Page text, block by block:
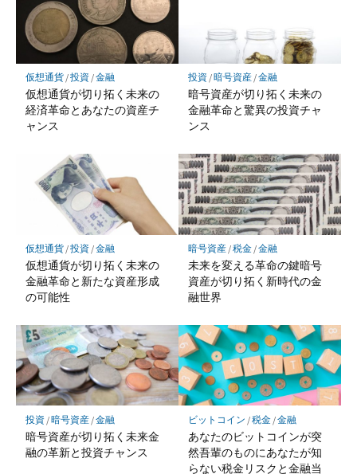
仮想通貨/投資/金融
仮想通貨が切り拓く未来の
経済革命とあなたの資産チ
ャンス
投資/暗号資産/金融
暗号資産が切り拓く未来の
金融革命と驚異の投資チャ
ンス
仮想通貨/投資/金融
仮想通貨が切り拓く未来の
金融革命と新たな資産形成
の可能性
暗号資産/税金/金融
未来を変える革命の鍵暗号
資産が切り拓く新時代の金
融世界
投資/暗号資産/金融
暗号資産が切り拓く未来金
融の革新と投資チャンス
ビットコイン /税金/金融
あなたのビットコインが突
然吾輩のものにあなたが知
らない税金リスクと金融当